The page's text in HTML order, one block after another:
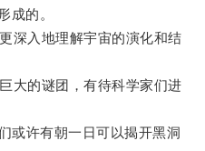
成的。
入地理解宇宙的演化和结
的谜团，有待科学家们进
许有朝一日可以揭开黑洞